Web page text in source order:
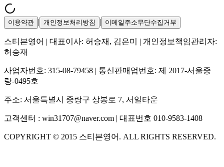
이용약관 | 개인정보처리방침 | 이메일주소무단수집거부
스티븐영어 | 대표이사: 허승재, 김은미
| 개인정보책임관리자:
허승재
사업자번호: 315-08-79458 | 통신판매업번호: 제 2017-서울중
랑-0495호
주소: 서울특별시 중랑구 상봉로 7, 서일타운
고객센터 : win31707@naver.com | 대표번호 010-9583-1408
COPYRIGHT © 2015 스티븐영어 . ALL RIGHTS RESERVED.